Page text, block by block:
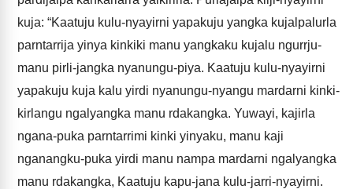
kuja: “Kaatuju kulu-nyayirni yapakuju yangka kujalpalurla
parntarrija yinya kinkiki manu yangkaku kujalu ngurrju-
manu pirli-jangka nyanungu-piya. Kaatuju kulu-nyayirni
yapakuju kuja kalu yirdi nyanungu-nyangu mardarni kinki-
kirlangu ngalyangka manu rdakangka. Yuwayi, kajirla
ngana-puka parntarrimi kinki yinyaku, manu kaji
nganangku-puka yirdi manu nampa mardarni ngalyangka
manu rdakangka, Kaatuju kapu-jana kulu-jarri-nyayirni.